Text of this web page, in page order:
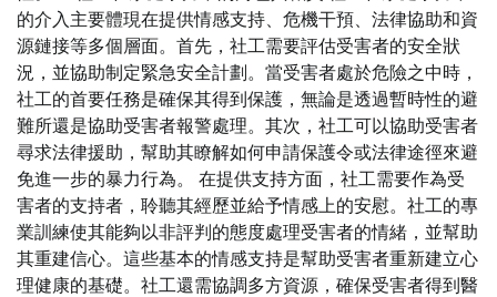
的介入主要體現在提供情感支持、危機干預、法律協助和資
源鏈接等多個層面。首先，社工需要評估受害者的安全狀
況，並協助制定緊急安全計劃。當受害者處於危險之中時，
社工的首要任務是確保其得到保護，無論是透過暫時性的避
難所還是協助受害者報警處理。其次，社工可以協助受害者
尋求法律援助，幫助其瞭解如何申請保護令或法律途徑來避
免進一步的暴力行為。 在提供支持方面，社工需要作為受
害者的支持者，聆聽其經歷並給予情感上的安慰。社工的專
業訓練使其能夠以非評判的態度處理受害者的情緒，並幫助
其重建信心。這些基本的情感支持是幫助受害者重新建立心
理健康的基礎。社工還需協調多方資源，確保受害者得到醫